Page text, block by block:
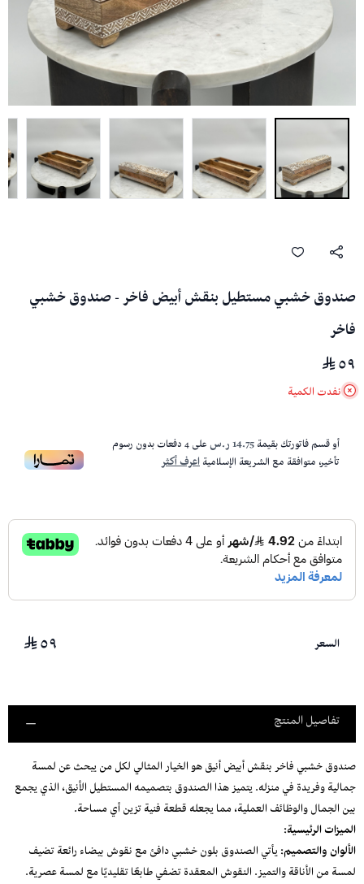
صندوق خشبي مستطيل بنقش أبيض فاخر - صندوق خشبي
فاخر
٥٩
نفدت الكمية
أو قسم فاتورتك بقيمة14.75 ر.س على4دفعات بدون رسوم
تأخير، متوافقة مع الشريعة الإسلاميةاعرف أكثر
السعر ٥٩
تفاصيل المنتج
صندوق خشبي فاخر بنقش أبيض أنيق هو الخيار المثالي لكل من يبحث عن لمسة
جمالية وفريدة في منزله. يتميز هذا الصندوق بتصميمه المستطيل الأنيق، الذي يجمع
بين الجمال والوظائف العملية، مما يجعله قطعة فنية تزين أي مساحة.
الميزات الرئيسية:
الألوان والتصميم:يأتي الصندوق بلون خشبي دافئ مع نقوش بيضاء رائعة تضيف
لمسة من الأناقة والتميز. النقوش المعقدة تضفي طابعًا تقليديًا مع لمسة عصرية.